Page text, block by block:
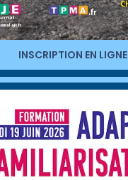
INSCRIPTION EN LIGNE